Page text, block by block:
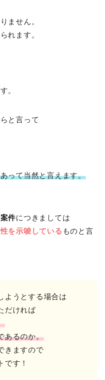
ません。
れます。
。
と言って
って当然と言えます。
件につきましては
を示唆している ものと言
ようとする場合は
だければ
あるのか。
きますので
です！